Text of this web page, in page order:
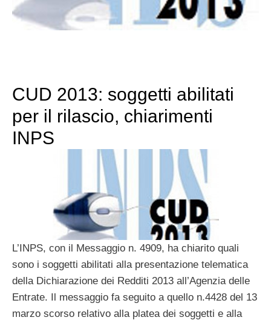
CUD 2013: soggetti abilitati
per il rilascio, chiarimenti
INPS
L’INPS, con il Messaggio n. 4909, ha chiarito quali
sono i soggetti abilitati alla presentazione telematica
della Dichiarazione dei Redditi 2013 all’Agenzia delle
Entrate. Il messaggio fa seguito a quello n.4428 del 13
marzo scorso relativo alla platea dei soggetti e alla